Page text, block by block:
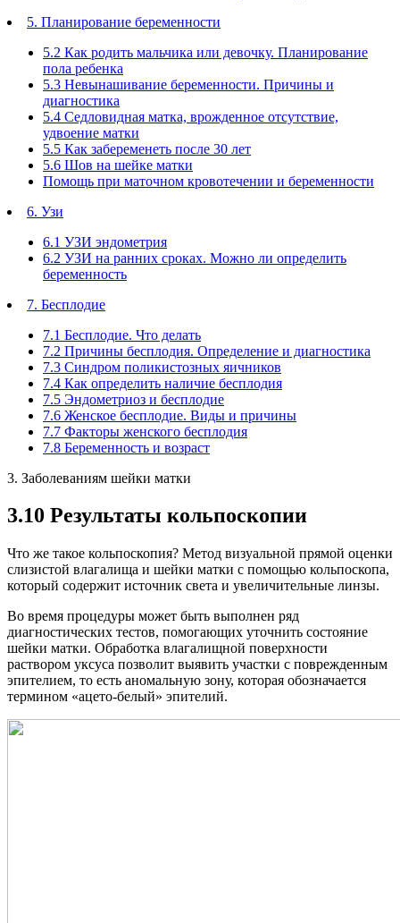
5. Планирование беременности
5.2 Как родить мальчика или девочку. Планирование
пола ребенка
5.3 Невынашивание беременности. Причины и
диагностика
5.4 Седловидная матка, врожденное отсутствие,
удвоение матки
5.5 Как забеременеть после 30 лет
5.6 Шов на шейке матки
Помощь при маточном кровотечении и беременности
6. Узи
6.1 УЗИ эндометрия
6.2 УЗИ на ранних сроках. Можно ли определить
беременность
7. Бесплодие
7.1 Бесплодие. Что делать
7.2 Причины бесплодия. Определение и диагностика
7.3 Синдром поликистозных яичников
7.4 Как определить наличие бесплодия
7.5 Эндометриоз и бесплодие
7.6 Женское бесплодие. Виды и причины
7.7 Факторы женского бесплодия
7.8 Беременность и возраст
3. Заболеваниям шейки матки
3.10 Результаты кольпоскопии
Что же такое кольпоскопия? Метод визуальной прямой оценки
слизистой влагалища и шейки матки с помощью кольпоскопа,
который содержит источник света и увеличительные линзы.
Во время процедуры может быть выполнен ряд
диагностических тестов, помогающих уточнить состояние
шейки матки. Обработка влагалищной поверхности
раствором уксуса позволит выявить участки с поврежденным
эпителием, то есть аномальную зону, которая обозначается
термином «ацето-белый» эпителий.